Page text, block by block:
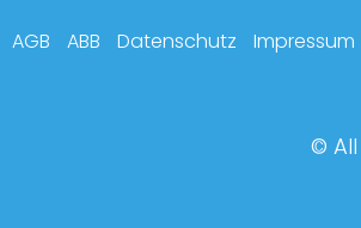
AGB ABB Datenschutz Impressum
©